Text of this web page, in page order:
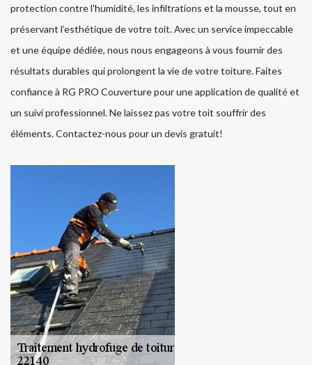
protection contre l'humidité, les infiltrations et la mousse, tout en
préservant l’esthétique de votre toit. Avec un service impeccable
et une équipe dédiée, nous nous engageons à vous fournir des
résultats durables qui prolongent la vie de votre toiture. Faites
confiance à RG PRO Couverture pour une application de qualité et
un suivi professionnel. Ne laissez pas votre toit souffrir des
éléments. Contactez-nous pour un devis gratuit!